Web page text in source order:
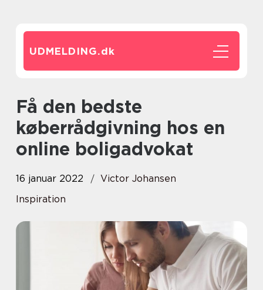
UDMELDING.dk
Få den bedste
køberrådgivning hos en
online boligadvokat
16 januar 2022
Victor Johansen
Inspiration